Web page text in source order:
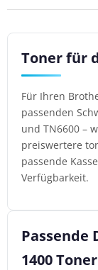
Toner für
Für Ihren
passenden
und TN6600 –
preiswertere
passende
Verfügbarkeit.
Passende
1400 Toner